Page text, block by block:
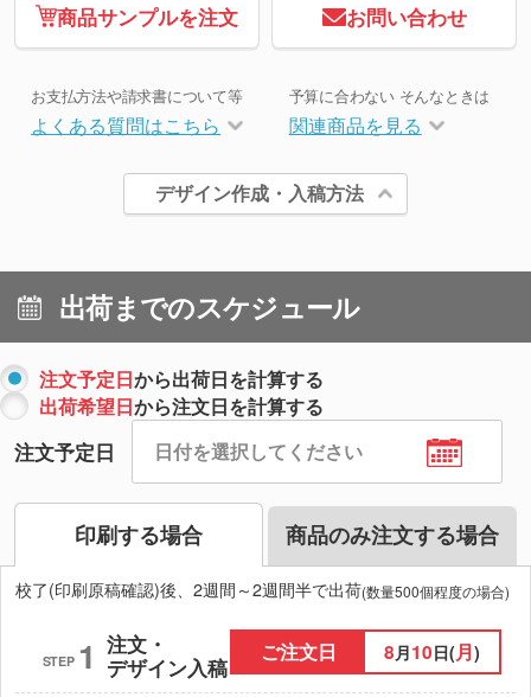
商品サンプルを注文 お問い合わせ
お支払方法や請求書について等
よくある質問はこちら
予算に合わない そんなときは
関連商品を見る
デザイン作成・入稿方法
出荷までのスケジュール
注文予定日から出荷日を計算する
出荷希望日から注文日を計算する
注文予定日
印刷する場合 商品のみ注文する場合
校了(印刷原稿確認)後、2週間～2週間半で出荷(数量500個程度の場合)
STEP 1 注文・
デザイン入稿
ご注文日 8月10日(月)